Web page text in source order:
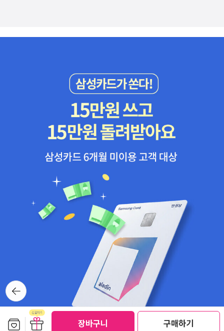
장바구니 구매하기
뒤로가
기